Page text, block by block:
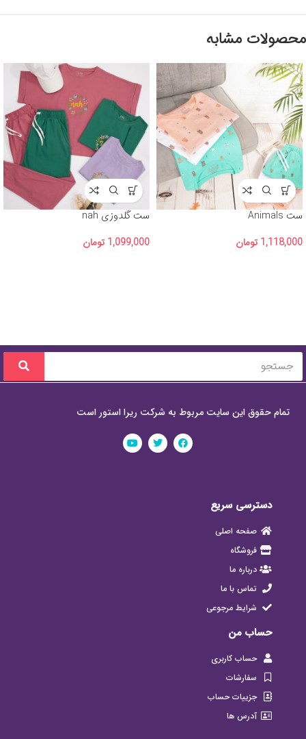
محصولات مشابه
ست Animals
1,118,000 تومان
ست گلدوزی nah
1,099,000 تومان
تمام حقوق این سایت مربوط به شرکت ریرا استور است
دسترسی سریع
صفحه اصلی
فروشگاه
درباره ما
تماس با ما
شرایط مرجوعی
حساب من
حساب کاربری
سفارشات
جزییات حساب
آدرس ها